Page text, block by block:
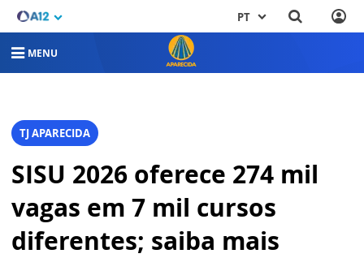
PT
MENU
TJ APARECIDA
SISU 2026 oferece 274 mil
vagas em 7 mil cursos
diferentes; saiba mais